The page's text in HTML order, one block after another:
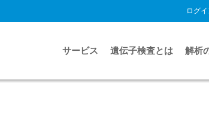
ログイ
サービス 遺伝子検査とは 解析